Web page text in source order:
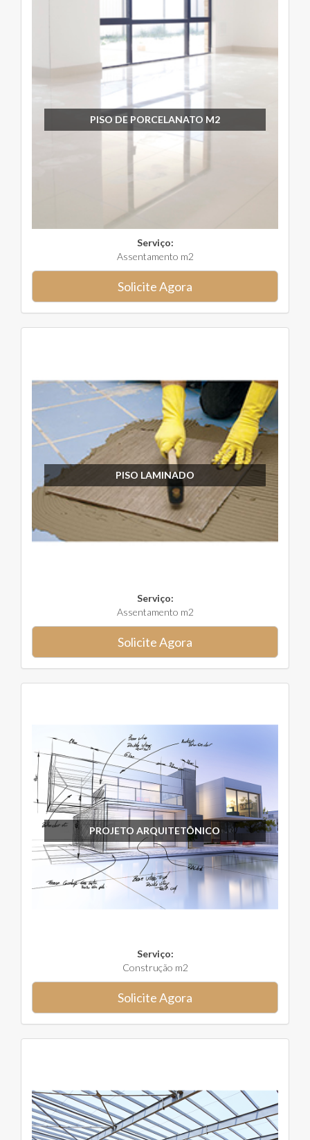
PISO DE PORCELANATO M2
Serviço:
Assentamento m2
Solicite Agora
PISO LAMINADO
Serviço:
Assentamento m2
Solicite Agora
PROJETO ARQUITETÔNICO
Serviço:
Construção m2
Solicite Agora